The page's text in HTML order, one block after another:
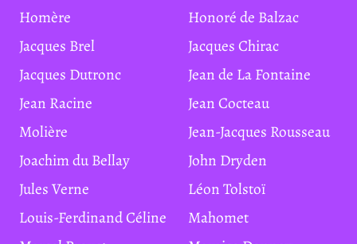
Homère
Honoré de Balzac
Jacques Brel
Jacques Chirac
Jacques Dutronc
Jean de La Fontaine
Jean Racine
Jean Cocteau
Molière
Jean-Jacques Rousseau
Joachim du Bellay
John Dryden
Jules Verne
Léon Tolstoï
Louis-Ferdinand Céline
Mahomet